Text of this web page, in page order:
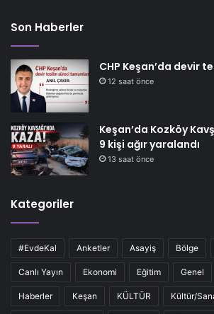
Son Haberler
CHP Keşan’da devir
12 saat önce
Keşan’da Kozköy
9 kişi ağır yaralandı
13 saat önce
Kategoriler
#EvdeKal Anketler Asayiş Bölge
Canlı Yayın Ekonomi Eğitim Genel
Haberler Keşan KÜLTÜR Kültür/